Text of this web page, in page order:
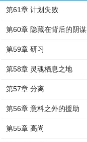
第61章 计划失败
第60章 隐藏在背后的阴谋
第59章 研习
第58章 灵魂栖息之地
第57章 分离
第56章 意料之外的援助
第55章 高尚